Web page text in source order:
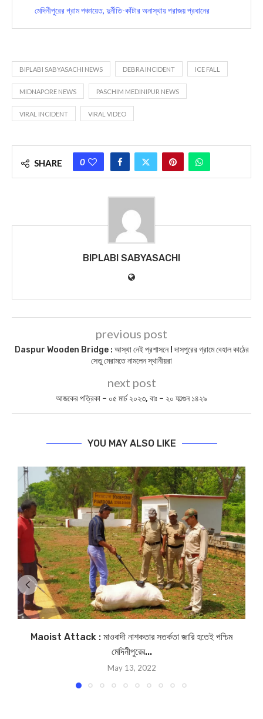
মেদিনীপুরের গ্রাম পঞ্চায়েত, দুর্নীতি-কাঁটার অনাস্থায় পরাজয় প্রধানের
BIPLABI SABYASACHI NEWS DEBRA INCIDENT ICE FALL
MIDNAPORE NEWS PASCHIM MEDINIPUR NEWS
VIRAL INCIDENT VIRAL VIDEO
SHARE 0
BIPLABI SABYASACHI
previous post
Daspur Wooden Bridge : আস্থা নেই প্রশাসনে ! দাসপুরের গ্রামে বেহাল কাঠের
সেতু মেরামতে নামলেন স্থানীয়রা
next post
আজকের পত্রিকা – ০৫ মার্চ ২০২৩, বাঃ – ২০ ফাল্গুন ১৪২৯
YOU MAY ALSO LIKE
Maoist Attack : মাওবাদী নাশকতার সতর্কতা জারি হতেই পশ্চিম
মেদিনীপুরের...
May 13, 2022